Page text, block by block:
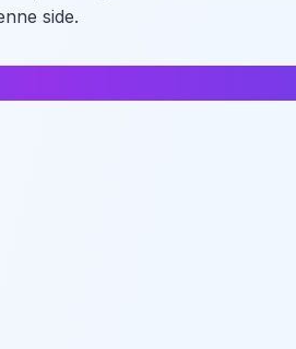
side.